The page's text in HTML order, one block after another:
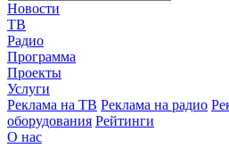
Новости
ТВ
Радио
Программа
Проекты
Услуги
Реклама на ТВ Реклама на радио
оборудования Рейтинги
О нас